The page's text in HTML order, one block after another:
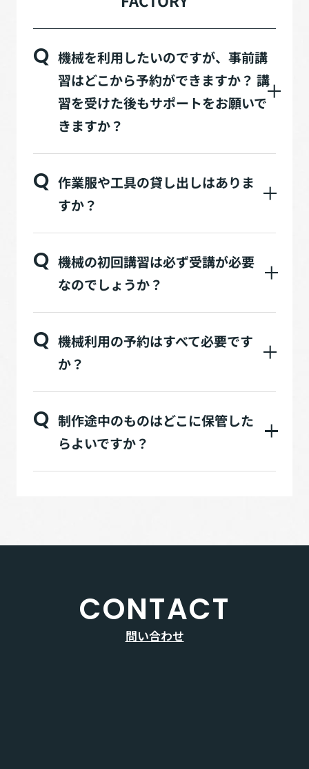
Q 機械を利用したいのですが、事前講
習はどこから予約ができますか？ 講
習を受けた後もサポートをお願いで
きますか？
Q 作業服や工具の貸し出しはありま
すか？
Q 機械の初回講習は必ず受講が必要
なのでしょうか？
Q 機械利用の予約はすべて必要です
か？
Q 制作途中のものはどこに保管した
らよいですか？
CONTACT
問い合わせ